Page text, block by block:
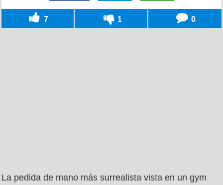
7 1 0
La pedida de mano más surrealista vista en un gym